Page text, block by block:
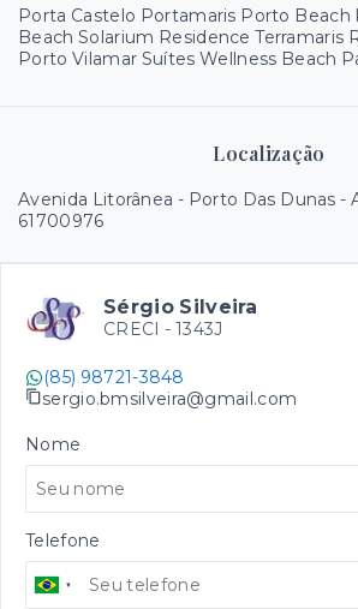
Porta Castelo Portamaris Porto Beach
Beach Solarium Residence Terramaris
Porto Vilamar Suítes Wellness Beach
Localização
Avenida Litorânea - Porto Das Dunas -
61700976
Sérgio Silveira
CRECI - 1343J
(85) 98721-3848
sergio.bmsilveira@gmail.com
Nome
Telefone